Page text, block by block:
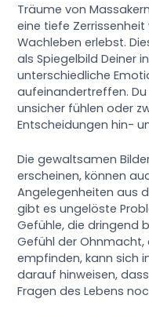
Träume von
eine tiefe
Wachleben erlebst.
als Spiegelbild Deiner
unterschiedliche
aufeinandertreffen.
unsicher fühlen oder
Entscheidungen hin-
Die gewaltsamen
erscheinen, können
Angelegenheiten aus
gibt es ungelöste
Gefühle, die dringend
Gefühl der Ohnmacht,
empfinden, kann sich
darauf hinweisen,
Fragen des Lebens